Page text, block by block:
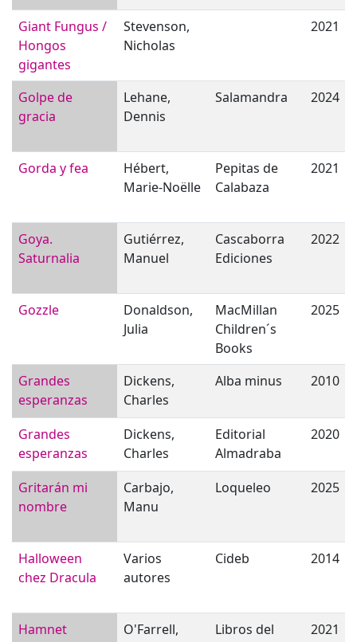
Giant Fungus /
Hongos
gigantes
Stevenson,
Nicholas
2021
Golpe de
gracia
Lehane,
Dennis
Salamandra 2024
Gorda y fea
Hébert,
Marie-Noëlle
Pepitas de
Calabaza
2021
Goya.
Saturnalia
Gutiérrez,
Manuel
Cascaborra
Ediciones
2022
Gozzle
Donaldson,
Julia
MacMillan
Children´s
Books
2025
Grandes
esperanzas
Dickens,
Charles
Alba minus 2010
Grandes
esperanzas
Dickens,
Charles
Editorial
Almadraba
2020
Gritarán mi
nombre
Carbajo,
Manu
Loqueleo 2025
Halloween
chez Dracula
Varios
autores
Cideb 2014
Hamnet
O'Farrell,
Libros del
2021